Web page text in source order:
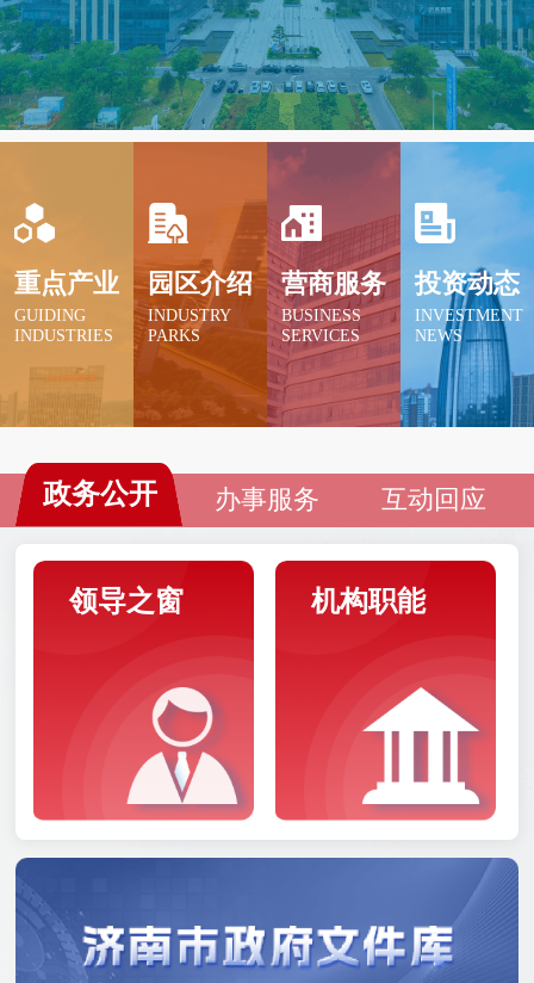
新旧动能转换起步区凭借强大的配套支持措施，
为拓宽发展空间提供强大的红利资源；科创金融
改革试验区依托双向赋能优势，科技和金融的融
合发展。
重点产业
GUIDING
INDUSTRIES
园区介绍
INDUSTRY
PARKS
营商服务
BUSINESS
SERVICES
投资动态
INVESTMENT
NEWS
政务公开 办事服务 互动回应
领导之窗 机构职能